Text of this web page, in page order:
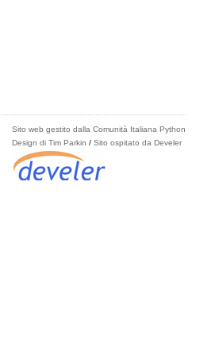
Sito web gestito dalla Comunità Italiana Python
Design di Tim Parkin /Sito ospitato da Develer